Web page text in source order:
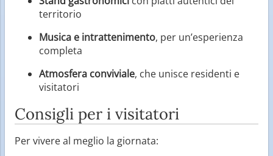
territorio
Musica e intrattenimento, per un’esperienza
completa
Atmosfera conviviale, che unisce residenti e
visitatori
Consigli per i visitatori
Per vivere al meglio la giornata: